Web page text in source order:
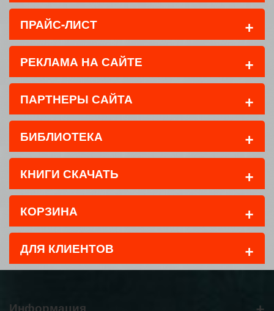
ПРАЙС-ЛИСТ +
РЕКЛАМА НА САЙТЕ +
ПАРТНЕРЫ САЙТА +
БИБЛИОТЕКА +
КНИГИ СКАЧАТЬ +
КОРЗИНА +
ДЛЯ КЛИЕНТОВ +
Информация